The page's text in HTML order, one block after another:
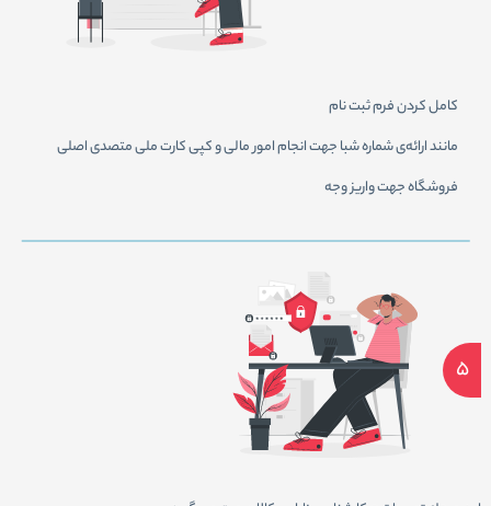
كامل كردن فرم ثبت نام
مانند ارائه‌ی شماره شبا جهت انجام امور مالی و كپی كارت ملی متصدی اصلی
فروشگاه جهت واريز وجه
5